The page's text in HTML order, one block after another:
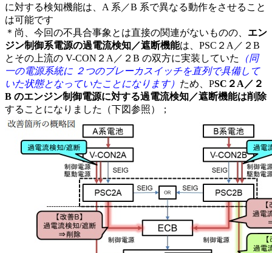
に対する検知機能は、A 系／B 系で異なる動作をさせること
は可能です
＊尚、今回の不具合事象とは直接の関連がないものの、 エン
ジン制御系電源の過電流検知／遮断機能は、PSC２A／２B
とその上流の V-CON２A／２B の双方に実装していた
（同
一の電源系統に ２つのブレーカスイッチを直列で具備して
いた状態となっていたことになります） ため、PSC２A／２
B のエンジン制御電源に対する過電流検知／遮断機能は削除
することになりました（下図参照）；